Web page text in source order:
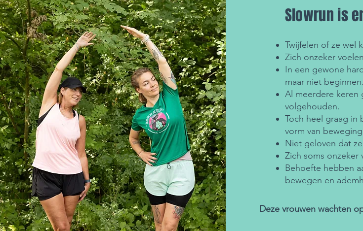
Slowrun is
Twijfelen of ze wel
Zich onzeker
In een gewone
maar niet
Al meerdere
volgehouden.
Toch heel graag in
vorm van
Niet geloven dat
Zich soms onzeker
Behoefte hebben
bewegen en
Deze vrouwen wachten